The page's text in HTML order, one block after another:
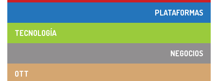
PLATAFORMAS
TECNOLOGÍA
NEGOCIOS
OTT